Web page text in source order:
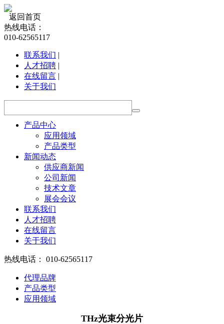
返回首页
热线电话：
010-62565117
联系我们 |
人才招聘 |
在线留言 |
关于我们
产品中心
应用领域
产品类型
新闻动态
供应商新闻
公司新闻
技术文章
展会会议
联系我们
人才招聘
在线留言
关于我们
热线电话： 010-62565117
代理品牌
产品类型
应用领域
THz光束分光片